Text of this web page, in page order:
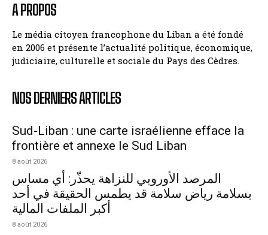
A PROPOS
Le média citoyen francophone du Liban a été fondé
en 2006 et présente l’actualité politique, économique,
judiciaire, culturelle et sociale du Pays des Cèdres.
NOS DERNIERS ARTICLES
Sud-Liban : une carte israélienne efface la
frontière et annexe le Sud Liban
8 août 2026
المرصد الأوروبي للنزاهة يحذّر: أي مساس
بسلامة رياض سلامة قد يطمس الحقيقة في أحد
أكبر الملفات المالية
8 août 2026